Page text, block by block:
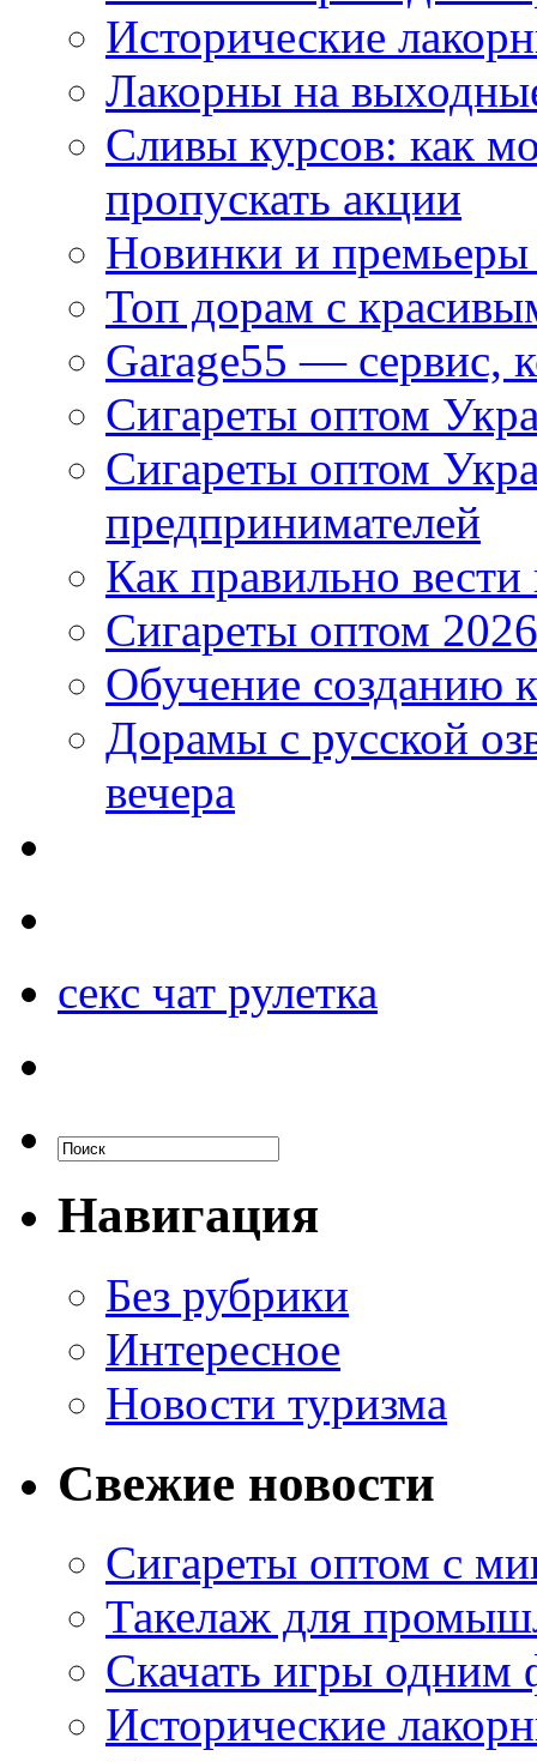
Исторические
Лакорны на
Сливы курсов: как
пропускать акции
Новинки и
Топ дорам с
Garage55 — сервис,
Сигареты оптом
Сигареты оптом
предпринимателей
Как правильно
Сигареты оптом
Обучение созданию
Дорамы с русской
вечера
секс чат рулетка
Навигация
Без рубрики
Интересное
Новости туризма
Свежие новости
Сигареты оптом с
Такелаж для
Скачать игры одним
Исторические